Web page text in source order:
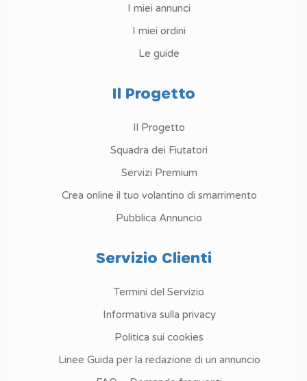
I miei annunci
I miei ordini
Le guide
Il Progetto
Il Progetto
Squadra dei Fiutatori
Servizi Premium
Crea online il tuo volantino di smarrimento
Pubblica Annuncio
Servizio Clienti
Termini del Servizio
Informativa sulla privacy
Politica sui cookies
Linee Guida per la redazione di un annuncio